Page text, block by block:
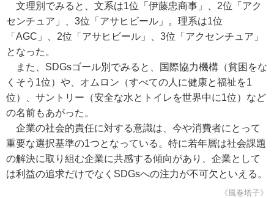
文理別でみると、文系は1位「伊藤忠商事」、2位「アク
センチュア」、3位「アサヒビール」。理系は1位
「AGC」、2位「アサヒビール」、3位「アクセンチュア」
となった。
また、SDGsゴール別でみると、国際協力機構（貧困をな
くそう1位）や、オムロン（すべての人に健康と福祉を1
位）、サントリー（安全な水とトイレを世界中に1位）など
の名前もあがった。
企業の社会的責任に対する意識は、今や消費者にとって
重要な選択基準の1つとなっている。特に若年層は社会課題
の解決に取り組む企業に共感する傾向があり、企業として
は利益の追求だけでなくSDGsへの注力が不可欠といえる。
《風巻塔子》